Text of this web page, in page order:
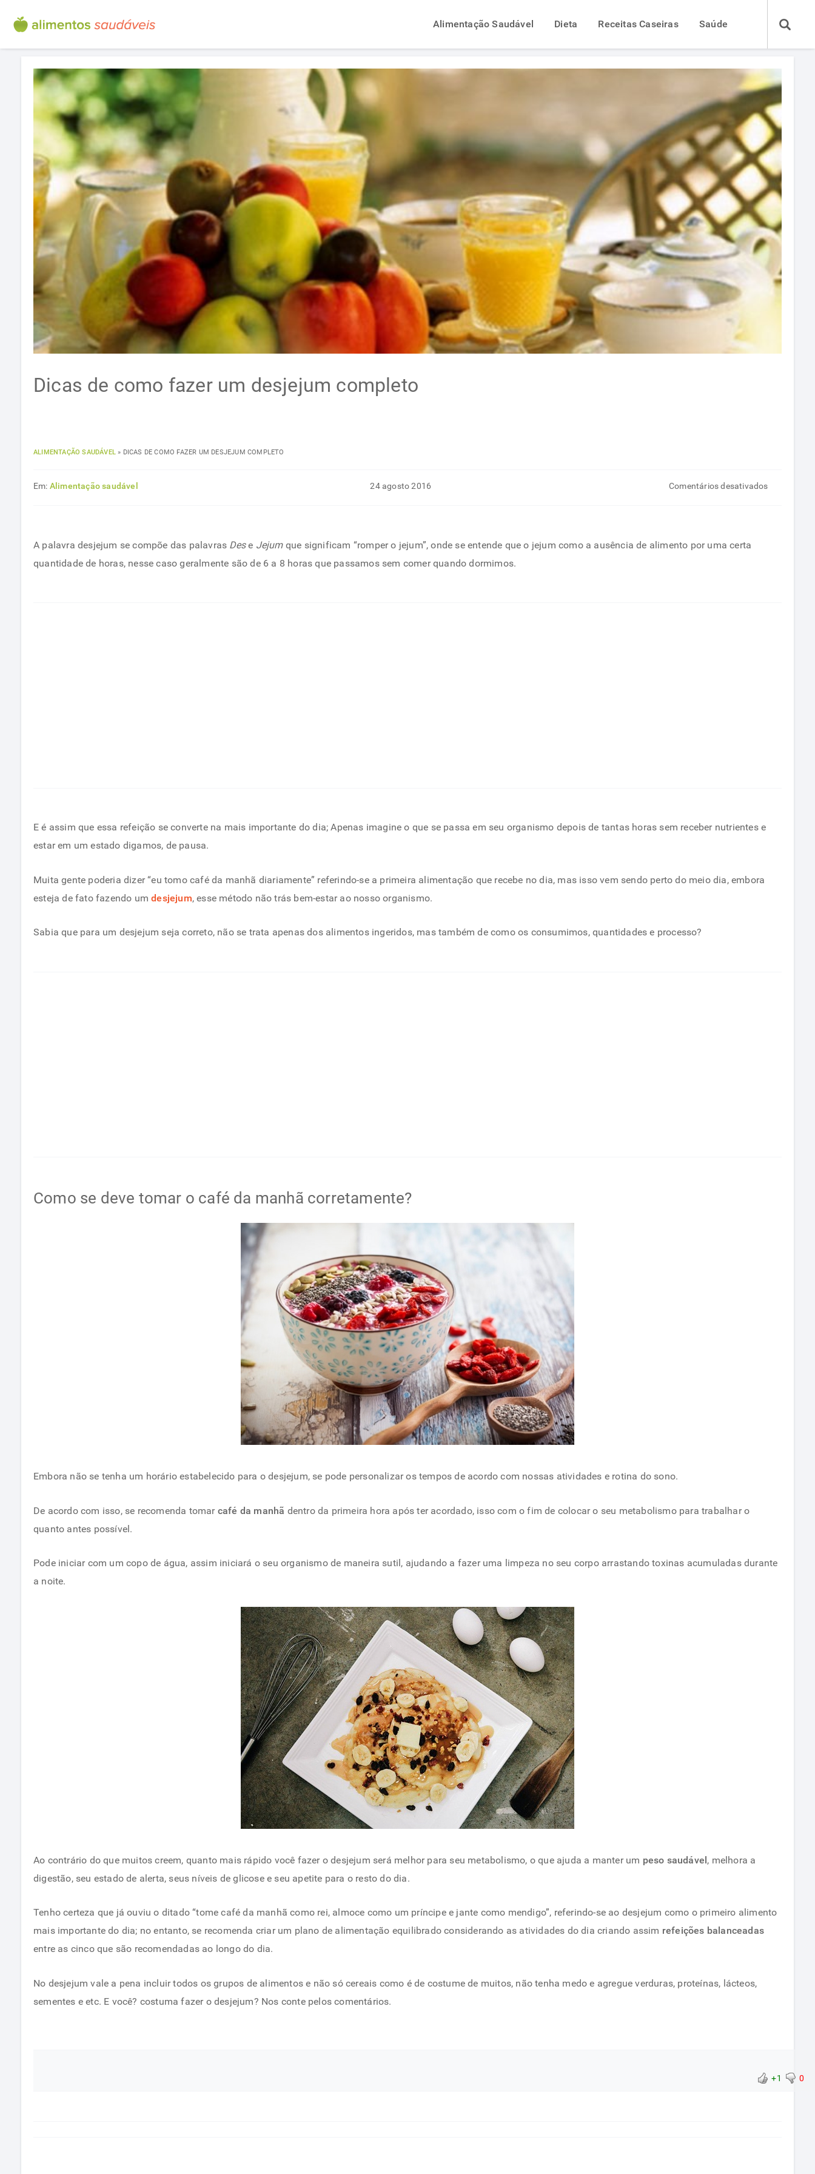
Alimentação Saudável Dieta Receitas Caseiras Saúde
Dicas de como fazer um desjejum completo
ALIMENTAÇÃO SAUDÁVEL » DICAS DE COMO FAZER UM DESJEJUM COMPLETO
Em: Alimentação saudável 24 agosto 2016 Comentários desativadosem
A palavra desjejum se compõe das palavras Dese Jejumque significam “romper o jejum”, onde se entende que o jejum como a ausência de alimento por uma certa
quantidade de horas, nesse caso geralmente são de 6 a 8 horas que passamos sem comer quando dormimos.
E é assim que essa refeição se converte na mais importante do dia; Apenas imagine o que se passa em seu organismo depois de tantas horas sem receber nutrientes e
estar em um estado digamos, de pausa.
Muita gente poderia dizer “eu tomo café da manhã diariamente” referindo-se a primeira alimentação que recebe no dia, mas isso vem sendo perto do meio dia, embora
esteja de fato fazendo umdesjejum, esse método não trás bem-estar ao nosso organismo.
Sabia que para um desjejum seja correto, não se trata apenas dos alimentos ingeridos, mas também de como os consumimos, quantidades e processo?
Como se deve tomar o café da manhã corretamente?
Embora não se tenha um horário estabelecido para o desjejum, se pode personalizar os tempos de acordo com nossas atividades e rotina do sono.
De acordo com isso, se recomenda tomar café da manhã dentro da primeira hora após ter acordado, isso com o fim de colocar o seu metabolismo para trabalhar o
quanto antes possível.
Pode iniciar com um copo de água, assim iniciará o seu organismo de maneira sutil, ajudando a fazer uma limpeza no seu corpo arrastando toxinas acumuladas durante
a noite.
Ao contrário do que muitos creem, quanto mais rápido você fazer o desjejum será melhor para seu metabolismo, o que ajuda a manter um peso saudável, melhora a
digestão, seu estado de alerta, seus níveis de glicose e seu apetite para o resto do dia.
Tenho certeza que já ouviu o ditado “tome café da manhã como rei, almoce como um príncipe e jante como mendigo”, referindo-se ao desjejum como o primeiro alimento
mais importante do dia; no entanto, se recomenda criar um plano de alimentação equilibrado considerando as atividades do dia criando assim refeições balanceadas
entre as cinco que são recomendadas ao longo do dia.
No desjejum vale a pena incluir todos os grupos de alimentos e não só cereais como é de costume de muitos, não tenha medo e agregue verduras, proteínas, lácteos,
sementes e etc. E você? costuma fazer o desjejum? Nos conte pelos comentários.
+1 0